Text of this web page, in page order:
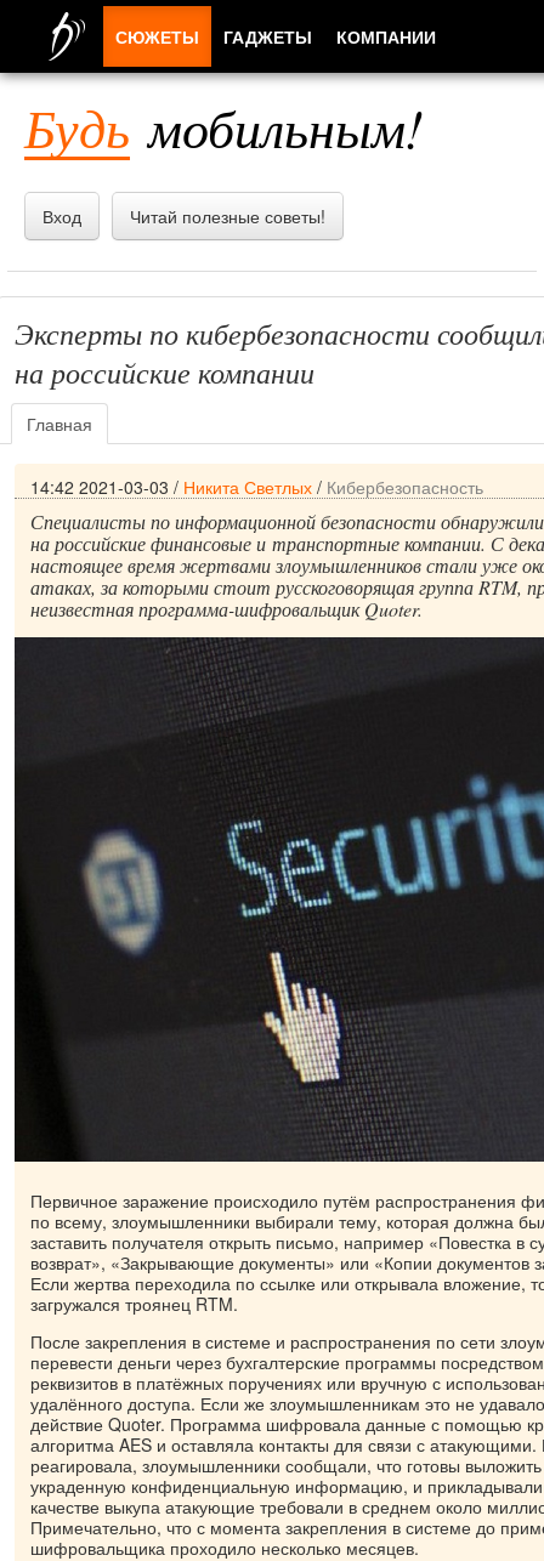
Будь мобильным!
Вход Читай полезные советы!
Эксперты по кибербезопасности
на российские компании
Главная
14:42 2021-03-03 / Никита Светлых / Кибербезопасность
Специалисты по информационной безопасности
на российские финансовые и транспортные компании. С
настоящее время жертвами злоумышленников стали уже
атаках, за которыми стоит русскоговорящая группа RTM,
неизвестная программа-шифровальщик Quoter.
Первичное заражение происходило путём распространения
по всему, злоумышленники выбирали тему, которая должна
заставить получателя открыть письмо, например «Повестка в
возврат», «Закрывающие документы» или «Копии документов
Если жертва переходила по ссылке или открывала вложение,
загружался троянец RTM.
После закрепления в системе и распространения по сети
перевести деньги через бухгалтерские программы
реквизитов в платёжных поручениях или вручную с
удалённого доступа. Если же злоумышленникам это не
действие Quoter. Программа шифровала данные с помощью
алгоритма AES и оставляла контакты для связи с
реагировала, злоумышленники сообщали, что готовы
украденную конфиденциальную информацию, и прикладывали
качестве выкупа атакующие требовали в среднем около
Примечательно, что с момента закрепления в системе до
шифровальщика проходило несколько месяцев.
СЮЖЕТЫ ГАДЖЕТЫ КОМПАНИИ
ПРИЛОЖЕНИЯ